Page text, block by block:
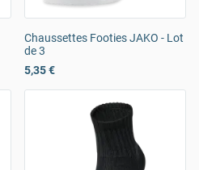
Chaussettes Footies JAKO - Lot
de 3
5,35 €